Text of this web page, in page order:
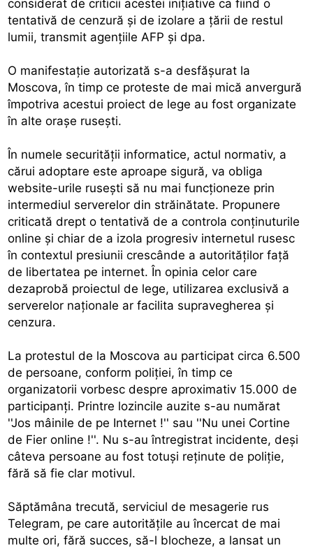
considerat de criticii acestei iniţiative ca fiind o
tentativă de cenzură şi de izolare a ţării de restul
lumii, transmit agenţiile AFP şi dpa.
O manifestaţie autorizată s-a desfăşurat la
Moscova, în timp ce proteste de mai mică anvergură
împotriva acestui proiect de lege au fost organizate
în alte oraşe ruseşti.
În numele securităţii informatice, actul normativ, a
cărui adoptare este aproape sigură, va obliga
website-urile ruseşti să nu mai funcţioneze prin
intermediul serverelor din străinătate. Propunere
criticată drept o tentativă de a controla conţinuturile
online şi chiar de a izola progresiv internetul rusesc
în contextul presiunii crescânde a autorităţilor faţă
de libertatea pe internet. În opinia celor care
dezaprobă proiectul de lege, utilizarea exclusivă a
serverelor naţionale ar facilita supravegherea şi
cenzura.
La protestul de la Moscova au participat circa 6.500
de persoane, conform poliţiei, în timp ce
organizatorii vorbesc despre aproximativ 15.000 de
participanţi. Printre lozincile auzite s-au numărat
''Jos mâinile de pe Internet !'' sau ''Nu unei Cortine
de Fier online !''. Nu s-au întregistrat incidente, deşi
câteva persoane au fost totuşi reţinute de poliţie,
fără să fie clar motivul.
Săptămâna trecută, serviciul de mesagerie rus
Telegram, pe care autorităţile au încercat de mai
multe ori, fără succes, să-l blocheze, a lansat un